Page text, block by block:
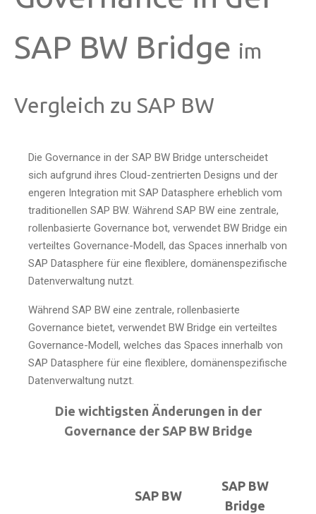
SAP BW Bridge im
Vergleich zu SAP BW
Die Governance in der SAP BW Bridge unterscheidet
sich aufgrund ihres Cloud-zentrierten Designs und der
engeren Integration mit SAP Datasphere erheblich vom
traditionellen SAP BW. Während SAP BW eine zentrale,
rollenbasierte Governance bot, verwendet BW Bridge ein
verteiltes Governance-Modell, das Spaces innerhalb von
SAP Datasphere für eine flexiblere, domänenspezifische
Datenverwaltung nutzt.
Während SAP BW eine zentrale, rollenbasierte
Governance bietet, verwendet BW Bridge ein verteiltes
Governance-Modell, welches das Spaces innerhalb von
SAP Datasphere für eine flexiblere, domänenspezifische
Datenverwaltung nutzt.
Die wichtigsten Änderungen in der
Governance der SAP BW Bridge
SAP BW
SAP BW
Bridge